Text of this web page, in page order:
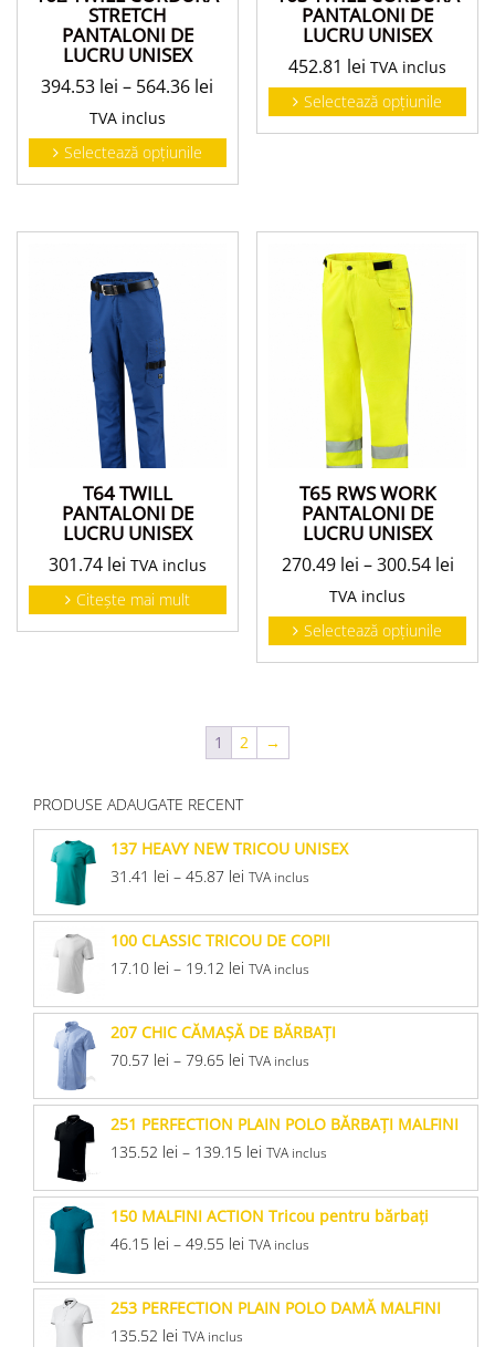
STRETCH
PANTALONI DE
LUCRU UNISEX
394.53 lei – 564.36 lei
TVA inclus
Selectează opțiunile
PANTALONI DE
LUCRU UNISEX
452.81 lei TVA inclus
Selectează opțiunile
T64 TWILL
PANTALONI DE
LUCRU UNISEX
301.74 lei TVA inclus
Citește mai mult
T65 RWS WORK
PANTALONI DE
LUCRU UNISEX
270.49 lei –300.54 lei
TVA inclus
Selectează opțiunile
1 2 →
PRODUSE ADAUGATE RECENT
137 HEAVY NEW TRICOU UNISEX
31.41 lei – 45.87 lei TVA inclus
100 CLASSIC TRICOU DE COPII
17.10 lei – 19.12 lei TVA inclus
207 CHIC CĂMAŞĂ DE BĂRBAŢI
70.57 lei – 79.65 lei TVA inclus
251 PERFECTION PLAIN POLO BĂRBAŢI MALFINI
135.52 lei – 139.15 lei TVA inclus
150 MALFINI ACTION Tricou pentru bărbaţi
46.15 lei – 49.55 lei TVA inclus
253 PERFECTION PLAIN POLO DAMĂ MALFINI
135.52 lei TVA inclus